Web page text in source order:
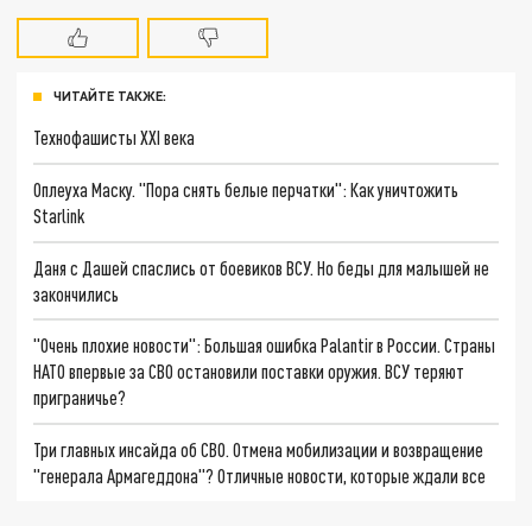
ЧИТАЙТЕ ТАКЖЕ:
Технофашисты XXI века
Оплеуха Маску. "Пора снять белые перчатки": Как уничтожить
Starlink
Даня с Дашей спаслись от боевиков ВСУ. Но беды для малышей не
закончились
"Очень плохие новости": Большая ошибка Palantir в России. Страны
НАТО впервые за СВО остановили поставки оружия. ВСУ теряют
приграничье?
Три главных инсайда об СВО. Отмена мобилизации и возвращение
"генерала Армагеддона"? Отличные новости, которые ждали все